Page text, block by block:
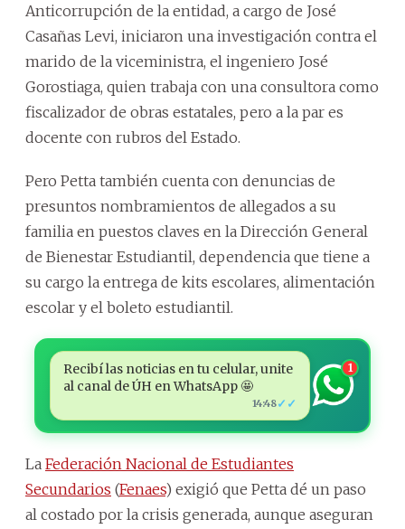
Anticorrupción de la entidad, a cargo de José
Casañas Levi, iniciaron una investigación contra el
marido de la viceministra, el ingeniero José
Gorostiaga, quien trabaja con una consultora como
fiscalizador de obras estatales, pero a la par es
docente con rubros del Estado.
Pero Petta también cuenta con denuncias de
presuntos nombramientos de allegados a su
familia en puestos claves en la Dirección General
de Bienestar Estudiantil, dependencia que tiene a
su cargo la entrega de kits escolares, alimentación
escolar y el boleto estudiantil.
Recibí las noticias en tu celular, unite
al canal de ÚH en WhatsApp 🤩
14:48✓✓
1
La Federación Nacional de Estudiantes
Secundarios (Fenaes) exigió que Petta dé un paso
al costado por la crisis generada, aunque aseguran